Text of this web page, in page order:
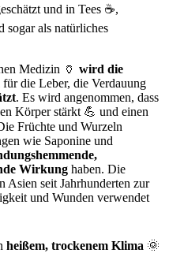
und in Tees ☕,
als natürliches
Medizin 🏺 wird die
für die Leber, die Verdauung
. Es wird angenommen, dass
Körper stärkt 💪 und einen
Früchte und Wurzeln
wie Saponine und
Wirkung haben. Die
Asien seit Jahrhunderten zur
und Wunden verwendet
heißem, trockenem Klima 🌞